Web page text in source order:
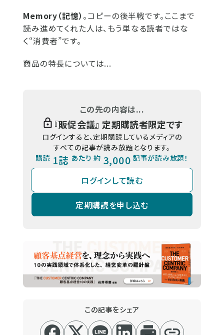
Memory（記憶） 。コピーの後半戦です。ここまで
読み進めてくれた人は、もう単なる読者ではな
く“消費者”です。
商品の特長については...
この先の内容は...
『販促会議』 定期購読者限定です
ログインすると、定期購読しているメディアの
すべての記事が読み放題となります。
購読 1誌 あたり 約 3,000 記事が読み放題！
ログインして読む
定期購読を申し込む
この記事をシェア